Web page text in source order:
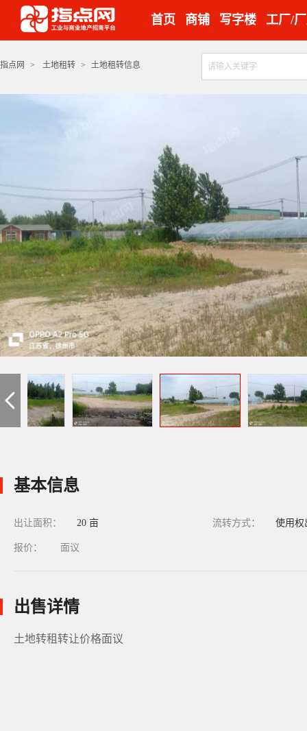
首页 商铺 写字楼 工厂/
指点网 > 土地租转 > 土地租转信息
基本信息
出让面积： 20 亩 流转方式： 使用权
报价： 面议
出售详情
土地转租转让价格面议